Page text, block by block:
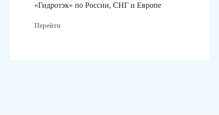
«Гидротэк» по России, СНГ и Европе
Перейти